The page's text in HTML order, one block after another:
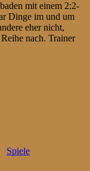
mit einem 2:2-
Dinge im und um
eher nicht,
nach. Trainer
Spiele